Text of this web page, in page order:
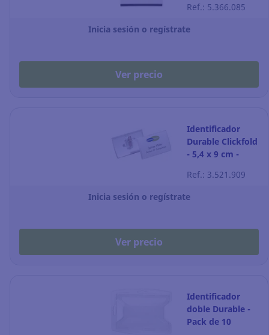
Ref.: 5.366.085
Inicia sesión o regístrate
Ver precio
Identificador
Durable Clickfold
- 5,4 x 9 cm -
Ref.: 3.521.909
Inicia sesión o regístrate
Ver precio
Identificador
doble Durable -
Pack de 10